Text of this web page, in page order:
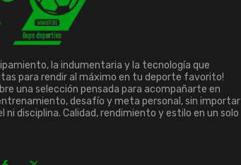
la indumentaria y la tecnología que
para rendir al máximo en tu deporte favorito!
una selección pensada para acompañarte en
desafío y meta personal, sin importar
ni disciplina. Calidad, rendimiento y estilo en un solo